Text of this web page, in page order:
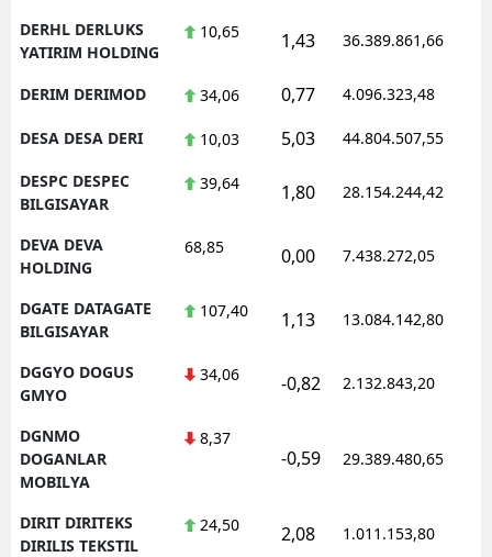
DERHL DERLUKS
YATIRIM HOLDING
10,65 1,43 36.389.861,66
DERIM DERIMOD 34,06 0,77 4.096.323,48
DESA DESA DERI 10,03 5,03 44.804.507,55
DESPC DESPEC
BILGISAYAR
39,64 1,80 28.154.244,42
DEVA DEVA
HOLDING
68,85 0,00 7.438.272,05
DGATE DATAGATE
BILGISAYAR
107,40 1,13 13.084.142,80
DGGYO DOGUS
GMYO
34,06 -0,82 2.132.843,20
DGNMO
DOGANLAR
MOBILYA
8,37
-0,59 29.389.480,65
DIRIT DIRITEKS
DIRILIS TEKSTIL
24,50 2,08 1.011.153,80